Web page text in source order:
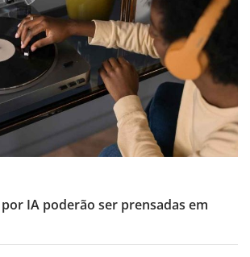
IA poderão ser prensadas em